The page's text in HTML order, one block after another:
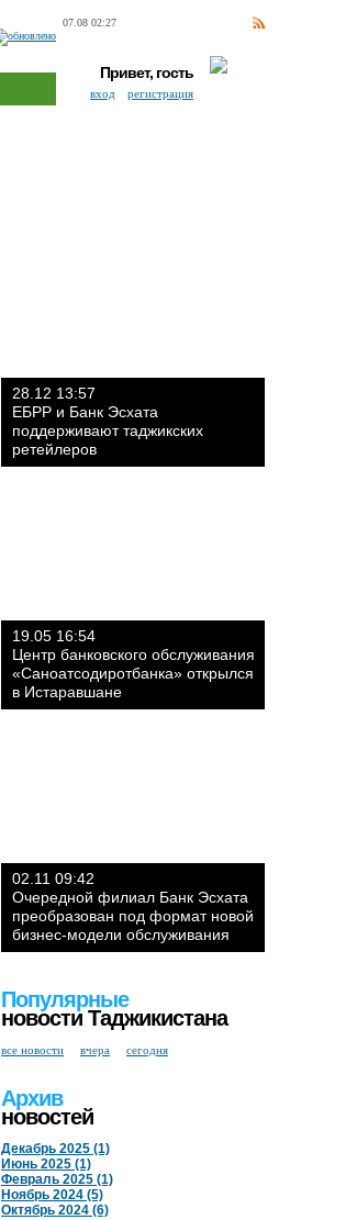
07.08 02:27
Привет, гость
вход регистрация
28.12 13:57
ЕБРР и Банк Эсхата
поддерживают таджикских
ретейлеров
19.05 16:54
Центр банковского обслуживания
«Саноатсодиротбанка» открылся
в Истаравшане
02.11 09:42
Очередной филиал Банк Эсхата
преобразован под формат новой
бизнес-модели обслуживания
Популярные
новости Таджикистана
все новости вчера сегодня
Архив
новостей
Декабрь 2025 (1)
Июнь 2025 (1)
Февраль 2025 (1)
Ноябрь 2024 (5)
Октябрь 2024 (6)